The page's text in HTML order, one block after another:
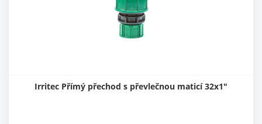
Irritec Přímý přechod s převlečnou maticí 32x1"